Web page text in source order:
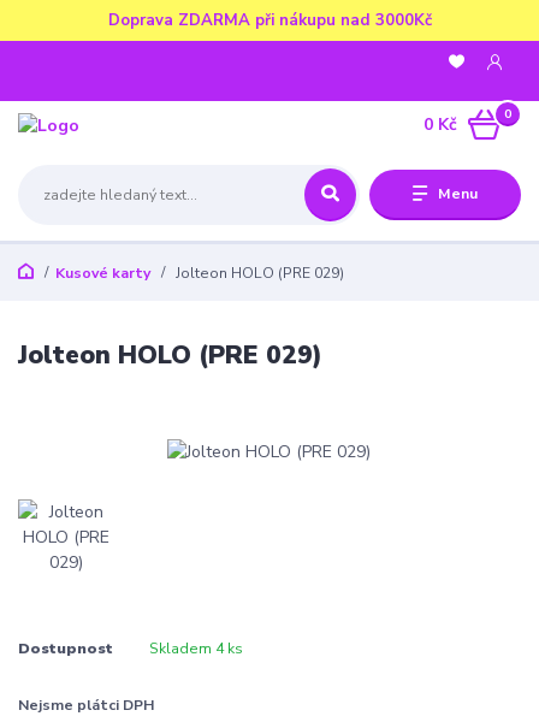
Doprava ZDARMA při nákupu nad 3000Kč
Menu
0
0 Kč
Kusové karty Jolteon HOLO (PRE 029)
Jolteon HOLO (PRE 029)
Dostupnost Skladem 4 ks
Nejsme plátci DPH